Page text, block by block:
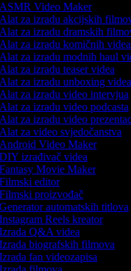
Video Maker
za izradu akcijskih
za izradu dramskih
za izradu komičnih videa
za izradu modnih haul
za izradu teaser videa
za izradu unboxing videa
za izradu video intervjua
za izradu video podcasta
za izradu video
za video svjedočanstva
Video Maker
izrađivač videa
Movie Maker
editor
proizvođač
automatskih titlova
Reels kreator
Q&A videa
biografskih filmova
fan videozapisa